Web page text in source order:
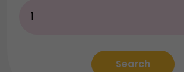
Search